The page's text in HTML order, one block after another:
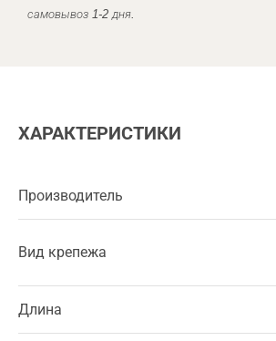
самовывоз 1-2 дня.
ХАРАКТЕРИСТИКИ
Производитель
Вид крепежа
Длина